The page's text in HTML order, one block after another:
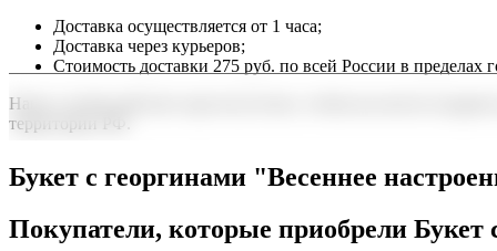
Доставка осуществляется от 1 часа;
Доставка через курьеров;
Стоимость доставки 275 руб. по всей России в пределах
Наша служба работает круглосуточно, чтобы вы могли
территории РФ.
точность до минуты. Выбирайте, где купить и сколько стоит
Букет с георгинами "Весеннее
Покупатели, которые приобрели